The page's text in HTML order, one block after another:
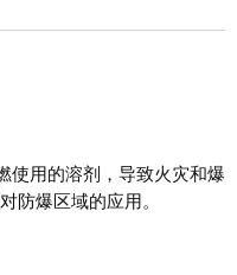
使用的溶剂，导致火灾和爆
防爆区域的应用。